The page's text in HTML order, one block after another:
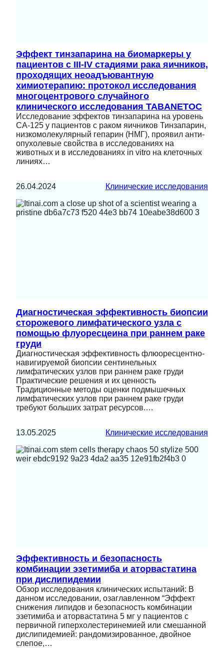
Эффект тинзапарина на биомаркеры у
пациентов с III-IV стадиями рака яичников,
проходящих неоадъювантную
химиотерапию: протокол исследования
многоцентрового случайного
клинического исследования TABANETOC
Исследование эффектов тинзапарина на уровень
CA-125 у пациентов с раком яичников Тинзапарин,
низкомолекулярный гепарин (НМГ), проявил анти-
опухолевые свойства в исследованиях на
животных и в исследованиях in vitro на клеточных
линиях…
26.04.2024 Клинические исследования
Диагностическая эффективность биопсии
сторожевого лимфатического узла с
помощью флуоресцеина при раннем раке
груди
Диагностическая эффективность флюоресцентно-
навигируемой биопсии cентинельных
лимфатических узлов при раннем раке груди
Практические решения и их ценность
Традиционные методы оценки подмышечных
лимфатических узлов при раннем раке груди
требуют больших затрат ресурсов.…
13.05.2025 Клинические исследования
Эффективность и безопасность
комбинации эзетимиба и аторвастатина
при дислипидемии
Обзор исследования клинических испытаний: В
данном исследовании, озаглавленном “Эффект
снижения липидов и безопасность комбинации
эзетимиба и аторвастатина 5 мг у пациентов с
первичной гиперхолестеринемией или смешанной
дислипидемией: рандомизированное, двойное
слепое,…